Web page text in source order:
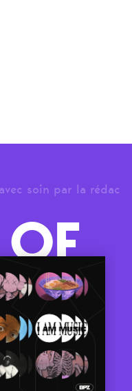
soin par la rédac